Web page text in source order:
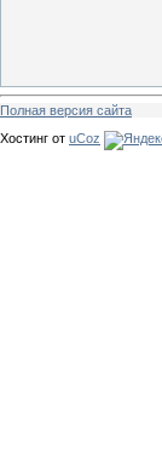
Полная версия сайта
Хостинг от uCoz